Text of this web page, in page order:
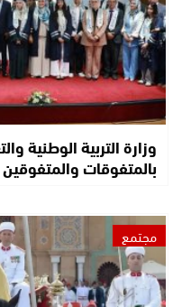
وزارة التربية الوطنية
بالمتفوقات
مجتمع